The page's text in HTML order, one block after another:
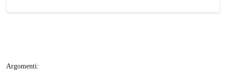
Argomenti: